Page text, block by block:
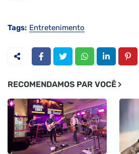
Tags: Entretenimento
RECOMENDAMOS PAR VOCÊ